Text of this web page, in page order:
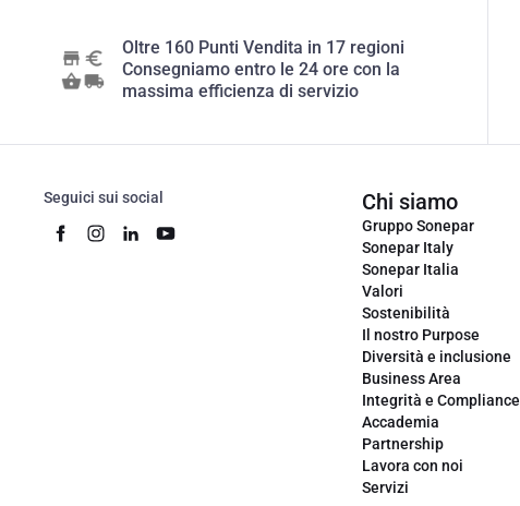
Oltre 160 Punti Vendita in 17 regioni
Consegniamo entro le 24 ore con la
massima efficienza di servizio
Seguici sui social Chi siamo
Gruppo Sonepar
Sonepar Italy
Sonepar Italia
Valori
Sostenibilità
Il nostro Purpose
Diversità e inclusione
Business Area
Integrità e Compliance
Accademia
Partnership
Lavora con noi
Servizi